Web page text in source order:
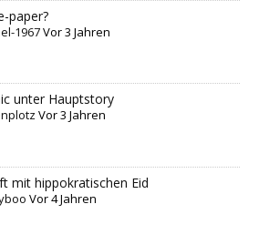
paper?
1967Vor 3 Jahren
unter Hauptstory
Vor 3 Jahren
mit hippokratischen Eid
Vor 4 Jahren